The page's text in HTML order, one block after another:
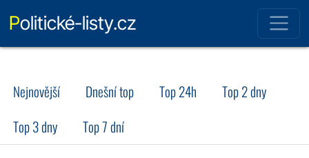
Politické-listy.cz
Nejnovější Dnešní top Top 24h
Top 2 dny
Top 3 dny
Top 7 dní